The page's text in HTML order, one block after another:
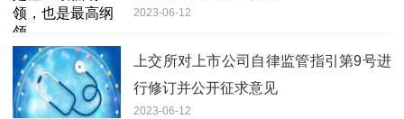
2023-06-12
上交所对上市公司自律监管指引第9号进
行修订并公开征求意见
2023-06-12